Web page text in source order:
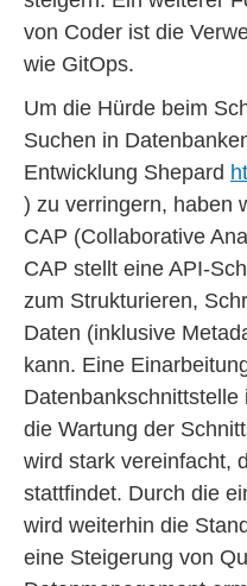
von Coder ist die
wie GitOps.
Um die Hürde beim
Suchen in
Entwicklung Shepard
) zu verringern, haben
CAP (Collaborative
CAP stellt eine API-
zum Strukturieren,
Daten (inklusive
kann. Eine
die Wartung der
wird stark vereinfacht,
stattfindet. Durch die
wird weiterhin die
eine Steigerung von